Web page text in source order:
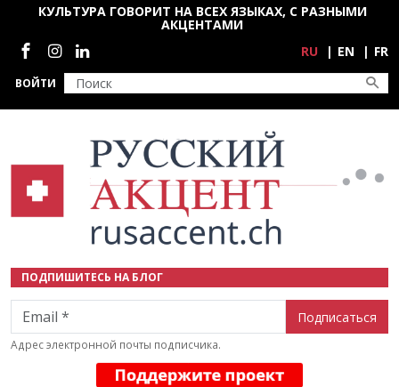
Перейти к основному содержанию
ВОЙТИ
КУЛЬТУРА ГОВОРИТ НА ВСЕХ ЯЗЫКАХ, С РАЗНЫМИ
АКЦЕНТАМИ
Социальные сети
RU EN FR
ПОДПИШИТЕСЬ НА БЛОГ
Email
Адрес электронной почты подписчика.